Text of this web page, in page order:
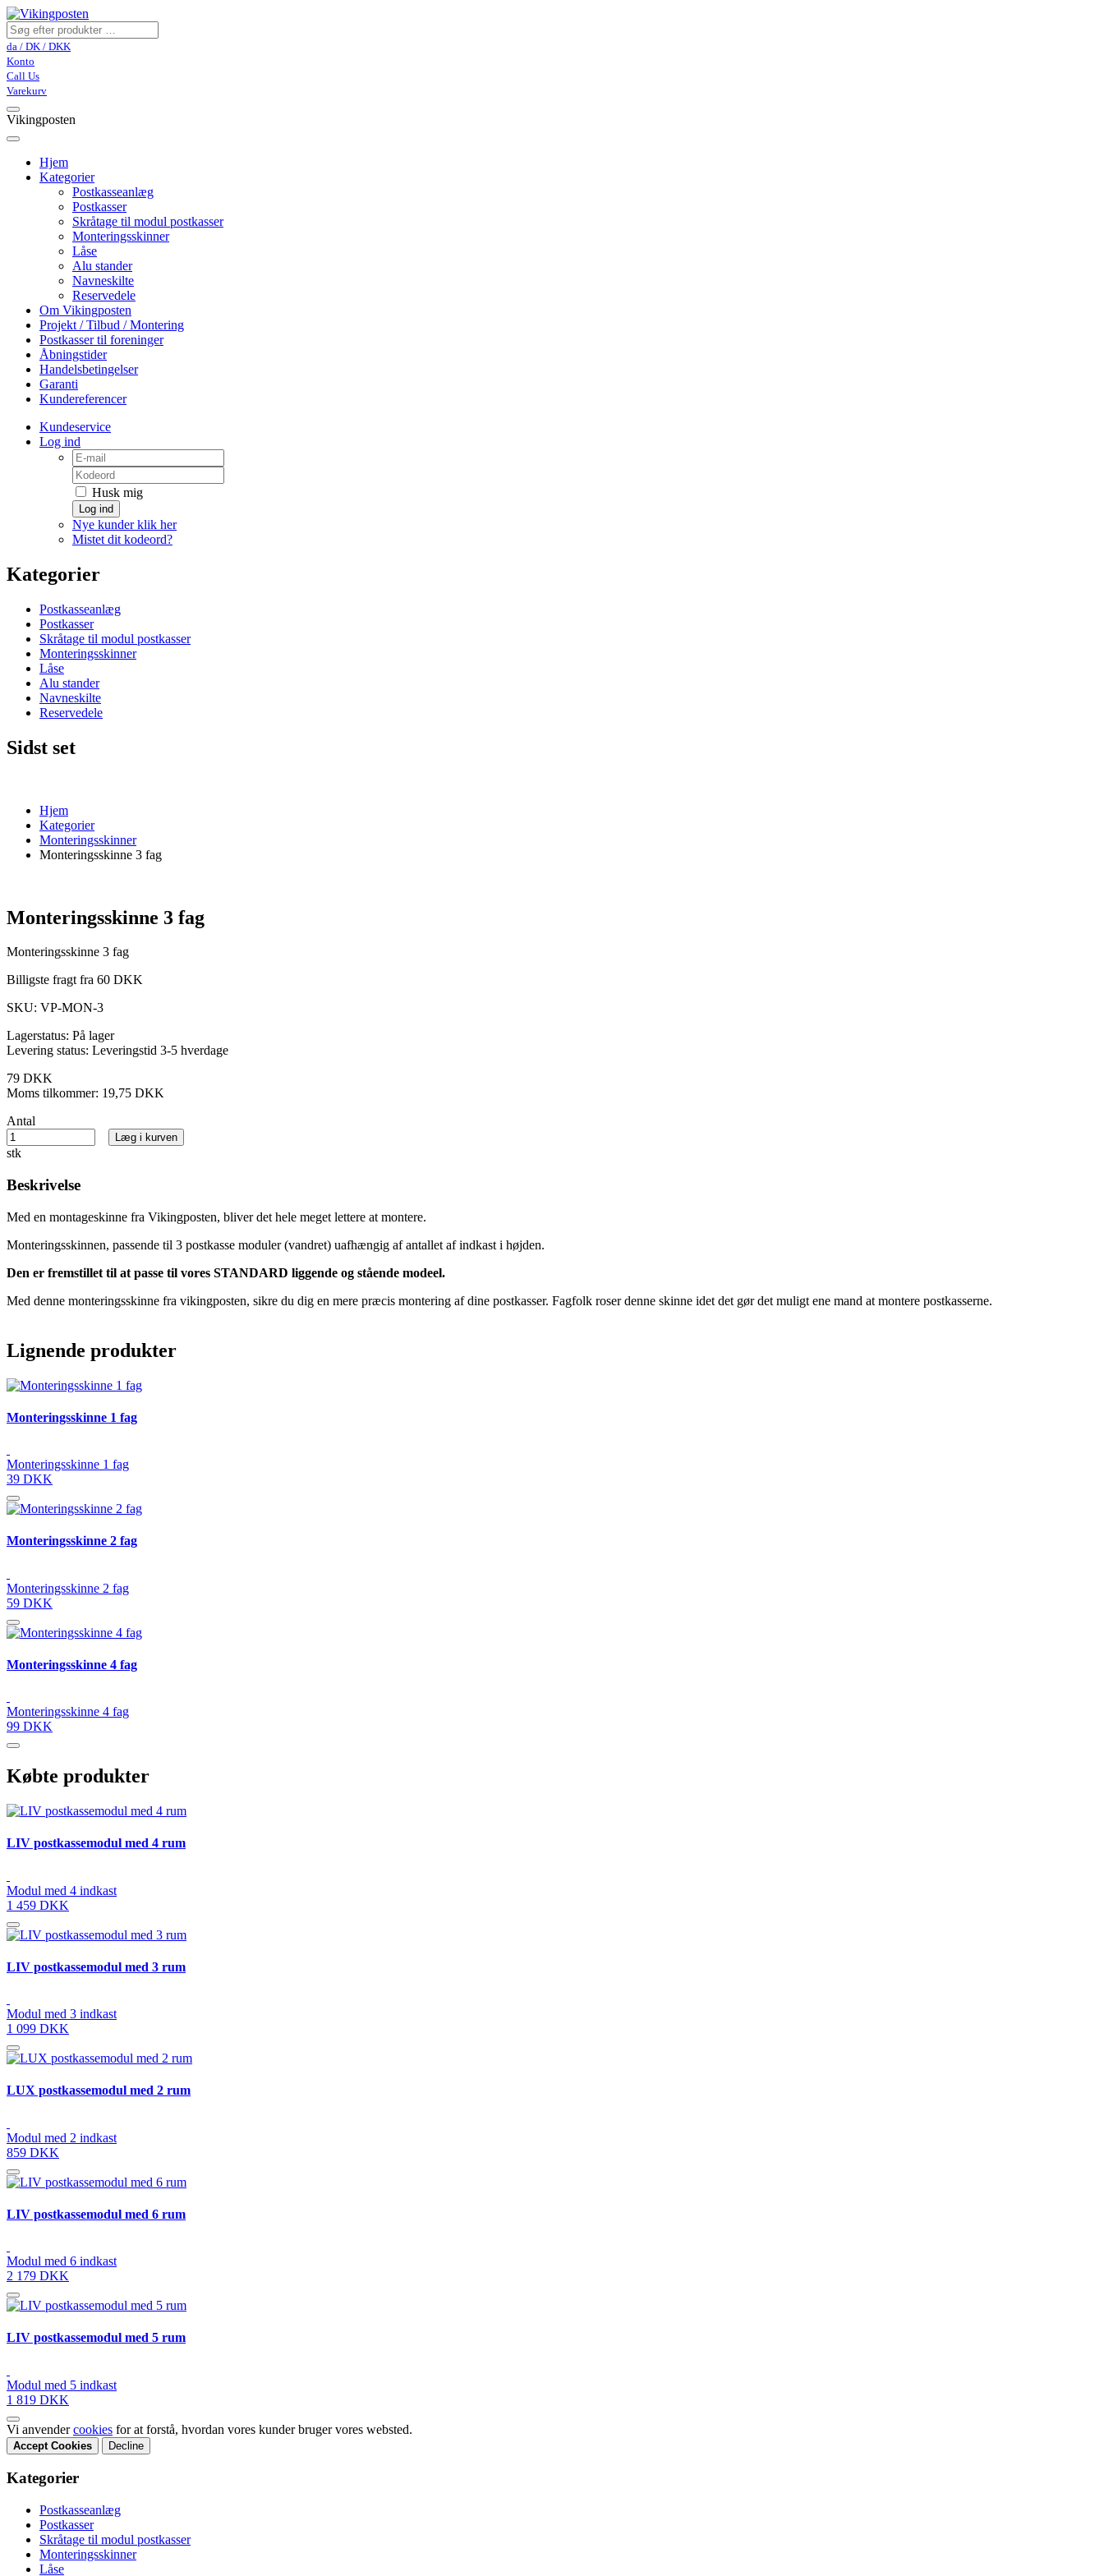
da / DK / DKK
Konto
Call Us
Varekurv
Vikingposten
Hjem
Kategorier
Postkasseanlæg
Postkasser
Skråtage til modul postkasser
Monteringsskinner
Låse
Alu stander
Navneskilte
Reservedele
Om Vikingposten
Projekt / Tilbud / Montering
Postkasser til foreninger
Åbningstider
Handelsbetingelser
Garanti
Kundereferencer
Kundeservice
Log ind
Husk mig
Log ind
Nye kunder klik her
Mistet dit kodeord?
Kategorier
Postkasseanlæg
Postkasser
Skråtage til modul postkasser
Monteringsskinner
Låse
Alu stander
Navneskilte
Reservedele
Sidst set
Hjem
Kategorier
Monteringsskinner
Monteringsskinne 3 fag
Monteringsskinne 3 fag
Monteringsskinne 3 fag
Billigste fragt fra 60 DKK
SKU: VP-MON-3
Lagerstatus: På lager
Levering status: Leveringstid 3-5 hverdage
79 DKK
Moms tilkommer: 19,75 DKK
Antal
stk
Læg i kurven
Beskrivelse
Med en montageskinne fra Vikingposten, bliver det hele meget lettere at montere.
Monteringsskinnen, passende til 3 postkasse moduler (vandret) uafhængig af antallet af indkast i højden.
Den er fremstillet til at passe til vores STANDARD liggende og stående modeel.
Med denne monteringsskinne fra vikingposten, sikre du dig en mere præcis montering af dine postkasser. Fagfolk roser denne skinne idet det gør det muligt ene mand at montere postkasserne.
Lignende produkter
Monteringsskinne 1 fag
Monteringsskinne 1 fag
39 DKK
Monteringsskinne 2 fag
Monteringsskinne 2 fag
59 DKK
Monteringsskinne 4 fag
Monteringsskinne 4 fag
99 DKK
Købte produkter
LIV postkassemodul med 4 rum
Modul med 4 indkast
1 459 DKK
LIV postkassemodul med 3 rum
Modul med 3 indkast
1 099 DKK
LUX postkassemodul med 2 rum
Modul med 2 indkast
859 DKK
LIV postkassemodul med 6 rum
Modul med 6 indkast
2 179 DKK
LIV postkassemodul med 5 rum
Modul med 5 indkast
1 819 DKK
Vi anvendercookies for at forstå, hvordan vores kunder bruger vores websted.
Accept Cookies Decline
Kategorier
Postkasseanlæg
Postkasser
Skråtage til modul postkasser
Monteringsskinner
Låse